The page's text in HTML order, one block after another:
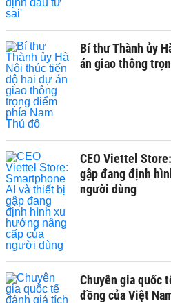
Bí thư Thành ủy
án giao thông
CEO Viettel
gập đang định
người dùng
Chuyên gia quốc
đồng của Việt